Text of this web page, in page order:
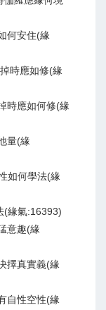
何安住(緣
時應如修(緣
時應如何修(緣
量(緣
如何學法(緣
(緣氣:16393)
意趣(緣
擇真實義(緣
自性空性(緣